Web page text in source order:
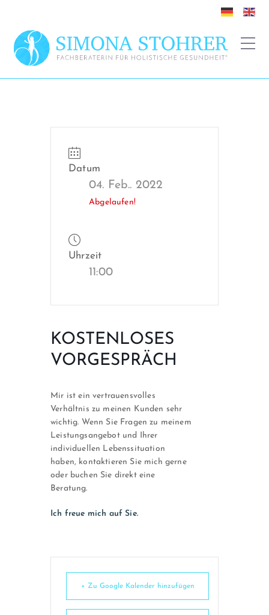
Datum
04. Feb.. 2022
Abgelaufen!
Uhrzeit
11:00
KOSTENLOSES
VORGESPRÄCH
Mir ist ein vertrauensvolles
Verhältnis zu meinen Kunden sehr
wichtig. Wenn Sie Fragen zu meinem
Leistungsangebot und Ihrer
individuellen Lebenssituation
haben, kontaktieren Sie mich gerne
oder buchen Sie direkt eine
Beratung.
Ich freue mich auf Sie.
+ Zu Google Kalender hinzufügen